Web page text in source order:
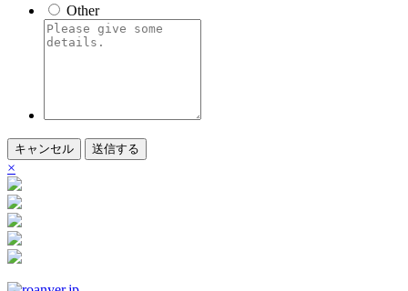
Other
キャンセル 送信する
×